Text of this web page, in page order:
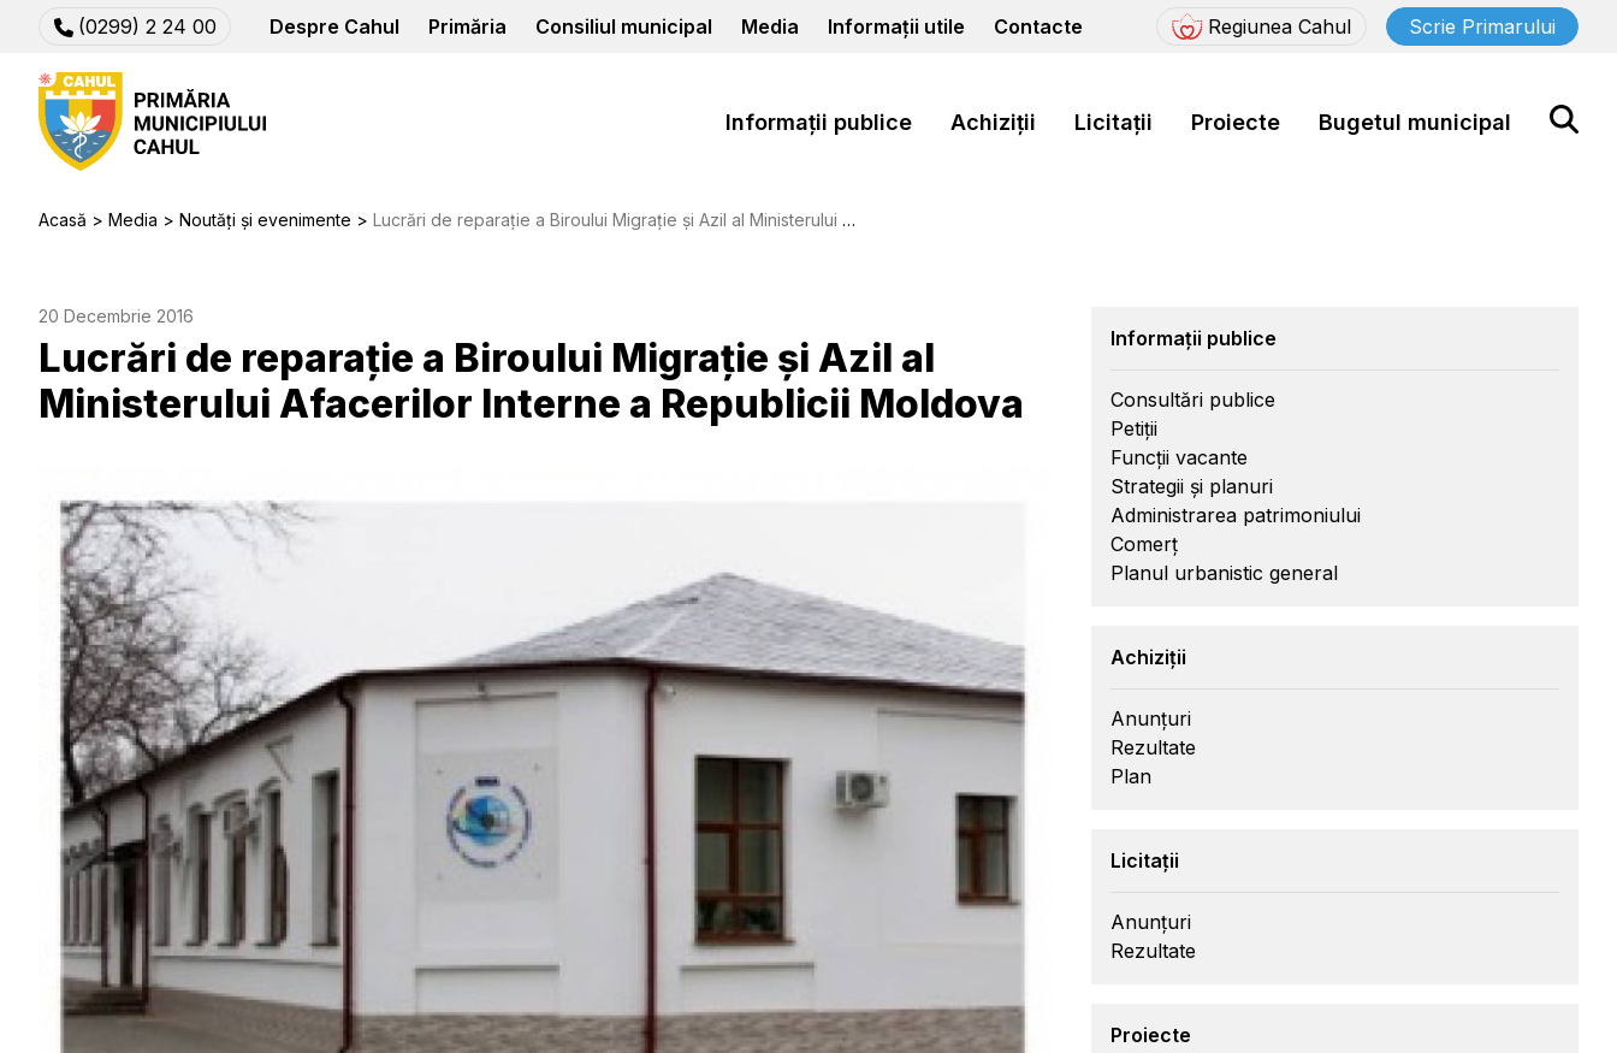
(0299) 2 24 00 Despre Cahul Primăria Consiliul municipal Media Informații utile Contacte Regiunea Cahul Scrie Primarului
Informații publice Achiziții Licitații Proiecte Bugetul municipal
Acasă Media Noutăți și evenimente Lucrări de reparație a Biroului Migrație și Azil al Ministerului Afacerilor Interne a Republicii Moldova
20 Decembrie 2016
Lucrări de reparație a Biroului Migrație și Azil al
Ministerului Afacerilor Interne a Republicii Moldova
Informații publice
Consultări publice
Petiții
Funcții vacante
Strategii și planuri
Administrarea patrimoniului
Comerț
Planul urbanistic general
Achiziții
Anunțuri
Rezultate
Plan
Licitații
Anunțuri
Rezultate
Proiecte